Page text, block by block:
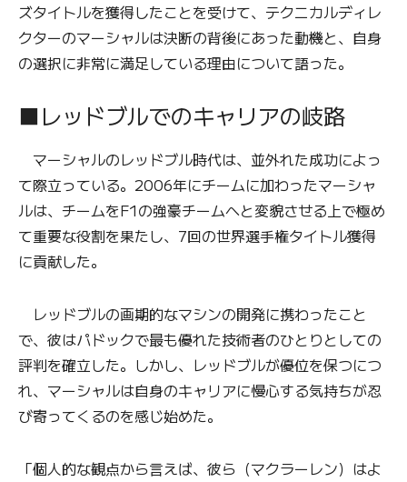
ズタイトルを獲得したことを受けて、テクニカルディレ
クターのマーシャルは決断の背後にあった動機と、自身
の選択に非常に満足している理由について語った。
■レッドブルでのキャリアの岐路
マーシャルのレッドブル時代は、並外れた成功によっ
て際立っている。2006年にチームに加わったマーシャ
ルは、チームをF1の強豪チームへと変貌させる上で極め
て重要な役割を果たし、7回の世界選手権タイトル獲得
に貢献した。
レッドブルの画期的なマシンの開発に携わったこと
で、彼はパドックで最も優れた技術者のひとりとしての
評判を確立した。しかし、レッドブルが優位を保つにつ
れ、マーシャルは自身のキャリアに慢心する気持ちが忍
び寄ってくるのを感じ始めた。
「個人的な観点から言えば、彼ら（マクラーレン）はよ